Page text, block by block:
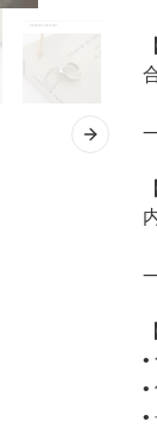
Next slide
•
•
•